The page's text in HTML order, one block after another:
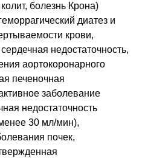
болезнь Крона)
диатез и
крови,
недостаточность,
аортокоронарного
печеночная
заболевание
недостаточность
30 мл/мин),
почек,